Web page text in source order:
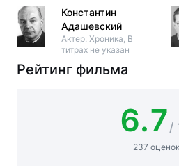
Константин
Адашевский
Актер: Хроника, В
титрах не указан
Рейтинг фильма
6.7/
237 оценок